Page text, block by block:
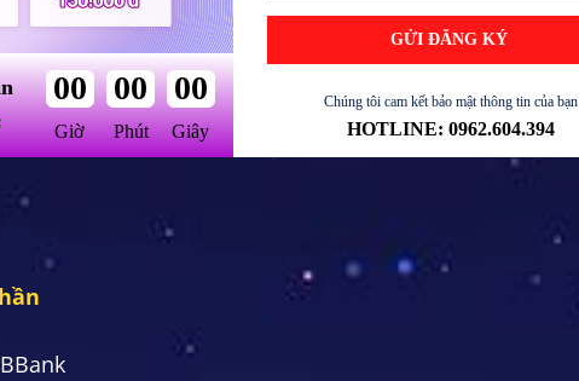
Chúng tôi cam kết bảo mật thông tin của bạn
HOTLINE: 0962.604.394
GỬI ĐĂNG KÝ
00 00 00
Giờ Phút Giây